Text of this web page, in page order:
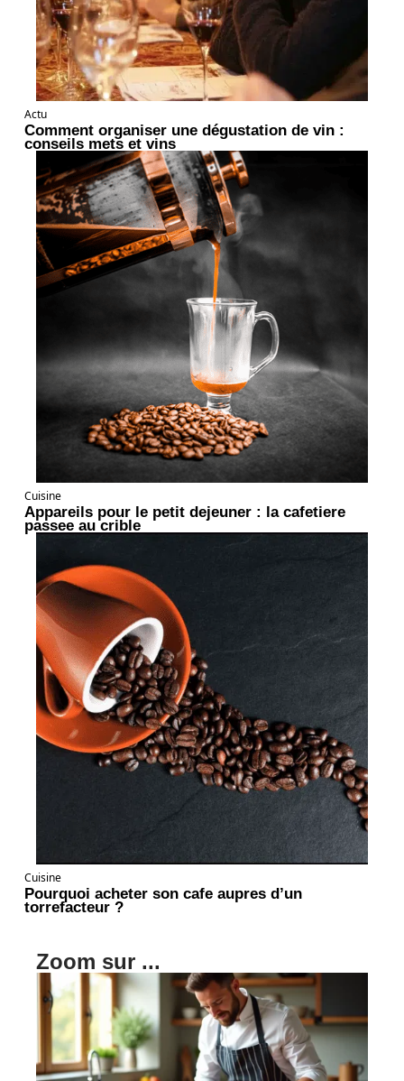
Actu
Comment organiser une dégustation de vin :
conseils mets et vins
Cuisine
Appareils pour le petit dejeuner : la cafetiere
passee au crible
Cuisine
Pourquoi acheter son cafe aupres d’un
torrefacteur ?
Zoom sur ...